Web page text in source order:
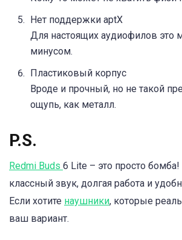
Нет поддержки aptX
Для настоящих аудиофилов это
минусом.
Пластиковый корпус
Вроде и прочный, но не такой
ощупь, как металл.
P.S.
Redmi Buds 6 Lite – это просто
классный звук, долгая работа и
Если хотите наушники, которые
ваш вариант.